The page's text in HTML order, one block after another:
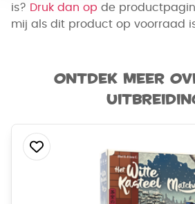
is? Druk dan op de
mij als dit product op voorraad
Ontdek meer